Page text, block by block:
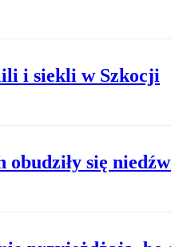
i siekli w Szkocji
obudziły się